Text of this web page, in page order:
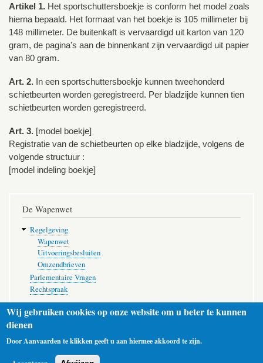
Artikel 1. Het sportschuttersboekje is conform het model zoals
hierna bepaald. Het formaat van het boekje is 105 millimeter bij
148 millimeter. De buitenkaft is vervaardigd uit karton van 120
gram, de pagina's aan de binnenkant zijn vervaardigd uit papier
van 80 gram.
Art. 2. In een sportschuttersboekje kunnen tweehonderd
schietbeurten worden geregistreerd. Per bladzijde kunnen tien
schietbeurten worden geregistreerd.
Art. 3. [model boekje]
Registratie van de schietbeurten op elke bladzijde, volgens de
volgende structuur :
[model indeling boekje]
De Wapenwet
Regelgeving
Wapenwet
Uitvoeringsbesluiten
Omzendbrieven
Parlementaire Vragen
Rechtspraak
Wij gebruiken cookies op onze website om u beter te kunnen
dienen
Door Aanvaarden te klikken geeft u aan hiermee akkoord te zijn.